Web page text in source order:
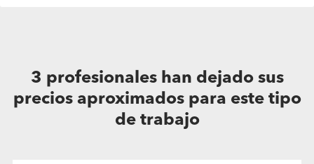
3 profesionales han dejado sus
precios aproximados para este tipo
de trabajo